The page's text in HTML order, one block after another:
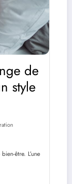
de
style
être. L’une